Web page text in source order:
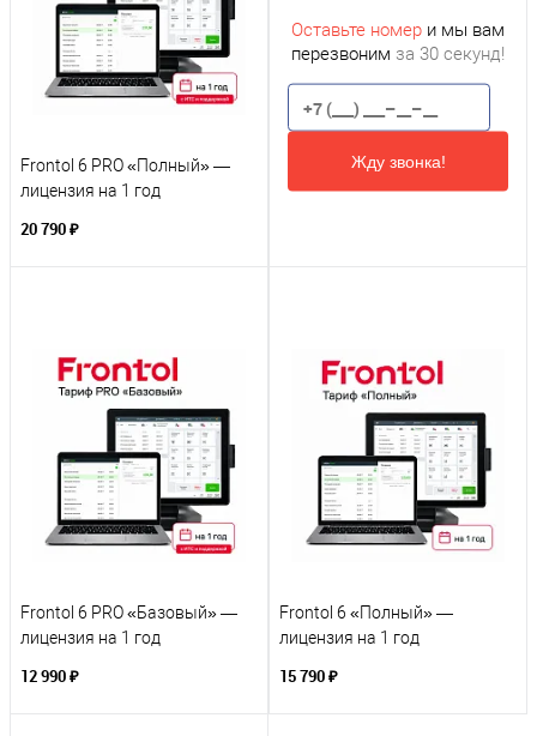
Frontol 6 PRO «Полный» —
лицензия на 1 год
20 790 ₽
Оставьте номер и мы вам
перезвоним за 30 секунд!
Жду звонка!
Frontol 6 PRO «Базовый» —
лицензия на 1 год
12 990 ₽
Frontol 6 «Полный» —
лицензия на 1 год
15 790 ₽